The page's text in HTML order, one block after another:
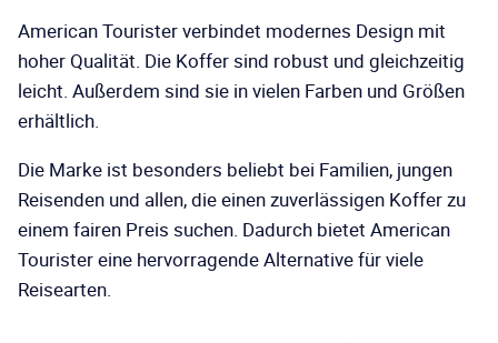
American Tourister verbindet modernes Design mit
hoher Qualität. Die Koffer sind robust und gleichzeitig
leicht. Außerdem sind sie in vielen Farben und Größen
erhältlich.
Die Marke ist besonders beliebt bei Familien, jungen
Reisenden und allen, die einen zuverlässigen Koffer zu
einem fairen Preis suchen. Dadurch bietet American
Tourister eine hervorragende Alternative für viele
Reisearten.